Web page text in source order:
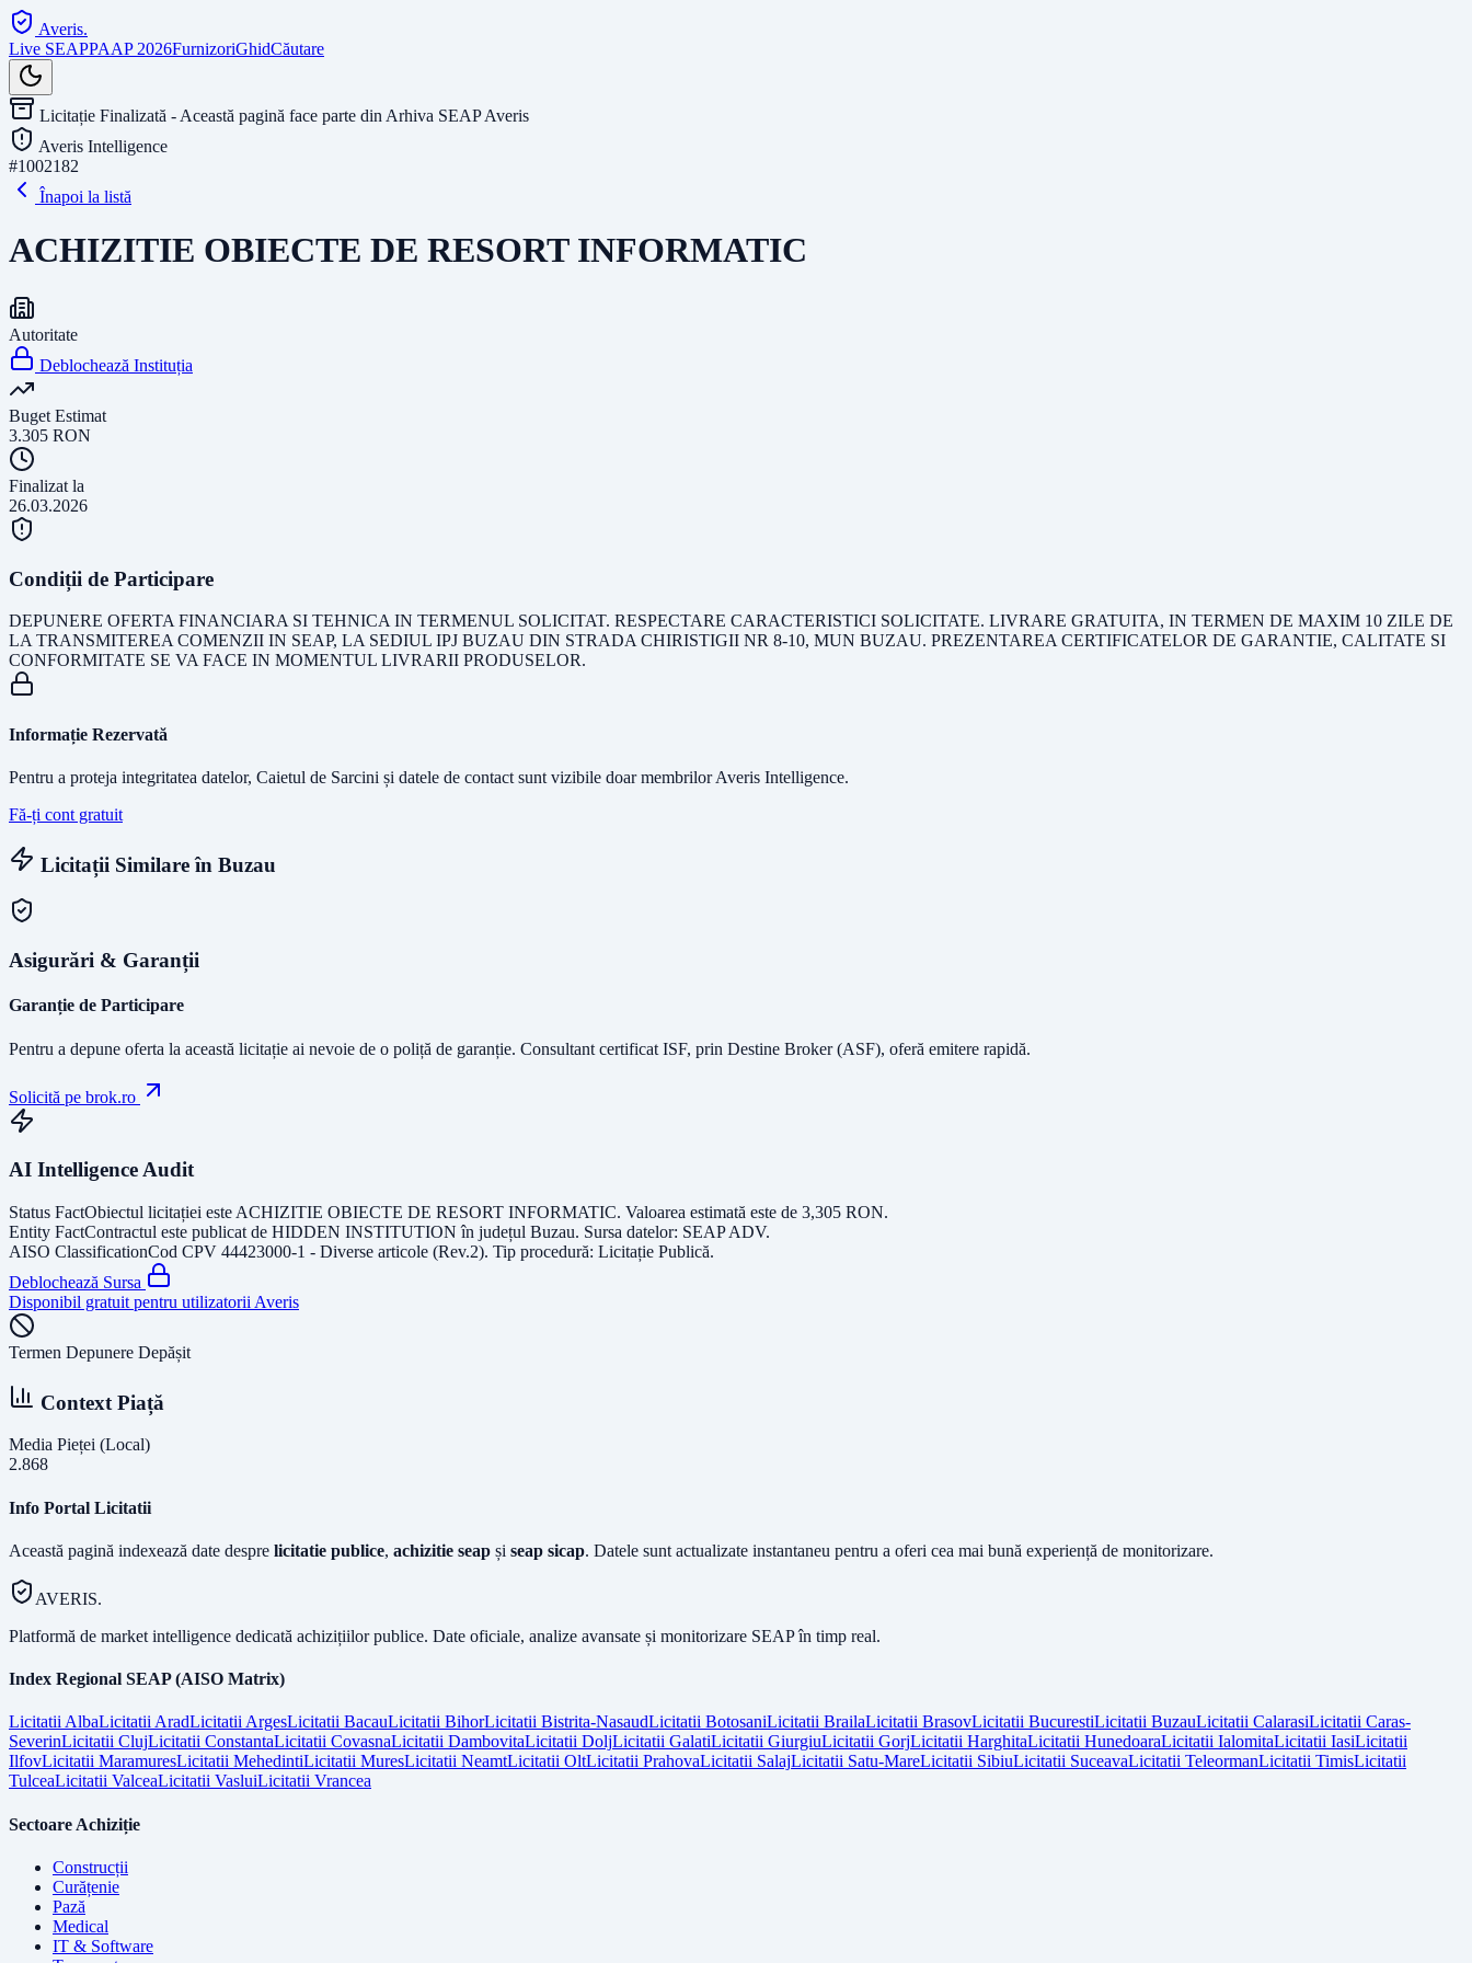
Averis.
Live SEAPPAAP 2026FurnizoriGhidCăutare
Licitație Finalizată - Această pagină face parte din Arhiva SEAP Averis
Averis Intelligence
#1002182
Înapoi la listă
ACHIZITIE OBIECTE DE RESORT INFORMATIC
Autoritate
Deblochează Instituția
Buget Estimat
3.305 RON
Finalizat la
26.03.2026
Condiții de Participare
DEPUNERE OFERTA FINANCIARA SI TEHNICA IN TERMENUL SOLICITAT. RESPECTARE CARACTERISTICI SOLICITATE. LIVRARE GRATUITA, IN TERMEN DE MAXIM 10 ZILE DE
LA TRANSMITEREA COMENZII IN SEAP, LA SEDIUL IPJ BUZAU DIN STRADA CHIRISTIGII NR 8-10, MUN BUZAU. PREZENTAREA CERTIFICATELOR DE GARANTIE, CALITATE SI
CONFORMITATE SE VA FACE IN MOMENTUL LIVRARII PRODUSELOR.
Informație Rezervată
Pentru a proteja integritatea datelor, Caietul de Sarcini și datele de contact sunt vizibile doar membrilor Averis Intelligence.
Fă-ți cont gratuit
Licitații Similare în Buzau
Asigurări & Garanții
Garanție de Participare
Pentru a depune oferta la această licitație ai nevoie de o poliță de garanție. Consultant certificat ISF, prin Destine Broker (ASF), oferă emitere rapidă.
Solicită pe brok.ro
AI Intelligence Audit
Status FactObiectul licitației este ACHIZITIE OBIECTE DE RESORT INFORMATIC. Valoarea estimată este de 3,305 RON.
Entity FactContractul este publicat de HIDDEN INSTITUTION în județul Buzau. Sursa datelor: SEAP ADV.
AISO ClassificationCod CPV 44423000-1 - Diverse articole (Rev.2). Tip procedură: Licitație Publică.
Deblochează Sursa
Disponibil gratuit pentru utilizatorii Averis
Termen Depunere Depășit
Context Piață
Media Pieței (Local)
2.868
Info Portal Licitatii
Această pagină indexează date despre licitatie publice, achizitie seap și seap sicap. Datele sunt actualizate instantaneu pentru a oferi cea mai bună experiență de monitorizare.
AVERIS.
Platformă de market intelligence dedicată achizițiilor publice. Date oficiale, analize avansate și monitorizare SEAP în timp real.
Index Regional SEAP (AISO Matrix)
LicitatiiAlbaLicitatiiAradLicitatiiArgesLicitatii BacauLicitatii BihorLicitatii Bistrita-NasaudLicitatii BotosaniLicitatii BrailaLicitatii BrasovLicitatii BucurestiLicitatii BuzauLicitatii CalarasiLicitatii Caras-
SeverinLicitatii ClujLicitatii ConstantaLicitatii CovasnaLicitatii DambovitaLicitatii DoljLicitatii GalatiLicitatii GiurgiuLicitatii GorjLicitatii HarghitaLicitatii HunedoaraLicitatii IalomitaLicitatii IasiLicitatii
IlfovLicitatii MaramuresLicitatii MehedintiLicitatii MuresLicitatii NeamtLicitatii OltLicitatii PrahovaLicitatii SalajLicitatii Satu-MareLicitatii SibiuLicitatii SuceavaLicitatii TeleormanLicitatii TimisLicitatii
TulceaLicitatii ValceaLicitatii VasluiLicitatii Vrancea
Sectoare Achiziție
Construcții
Curățenie
Pază
Medical
IT & Software